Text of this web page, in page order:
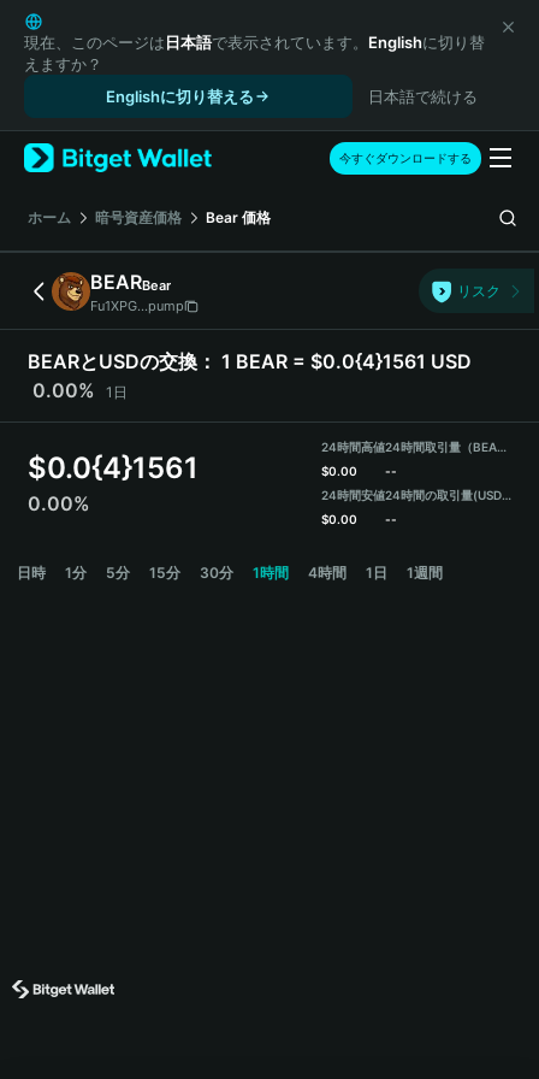
English
日本語
Tiếng Việt
Español (Latinoamérica)
Türkçe
Français
Deutsch
简体中文
繁體中文
Português (Portugal)
Bahasa Indonesia
ภาษาไทย
हिन्दी
Español
Português (Brasil)
現在、このページは日本語で表示されています。 Englishに切り替
えますか？
Englishに切り替える
日本語で続ける
今すぐダウンロードする
ホーム 暗号資産価格 Bear 価格
BEARBear
Fu1XPG...pump
リスク
BEARとUSDの交換： 1 BEAR = $0.0{4}1561 USD
0.00%
1日
$0.0{4}1561
0.00%
24時間高値
$0.00
24時間安値
$0.00
24時間取引量（BEAR）
--
24時間の取引量(USDT)
--
日時 1分 5分 15分 30分 1時間 4時間 1日 1週間